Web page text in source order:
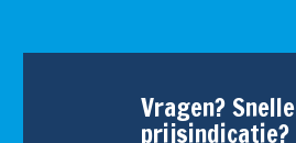
Vragen? Snelle
prijsindicatie?